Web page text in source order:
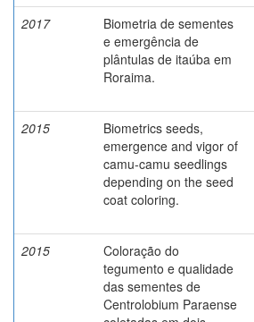
2017
Biometria de sementes
e emergência de
plântulas de itaúba em
Roraima.
2015
Biometrics seeds,
emergence and vigor of
camu-camu seedlings
depending on the seed
coat coloring.
2015
Coloração do
tegumento e qualidade
das sementes de
Centrolobium Paraense